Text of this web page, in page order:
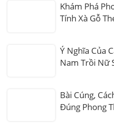
Khám Phá
Tính Xà Gỗ
Ý Nghĩa Của
Nam Trồi Nữ
Bài Cúng,
Đúng Phong